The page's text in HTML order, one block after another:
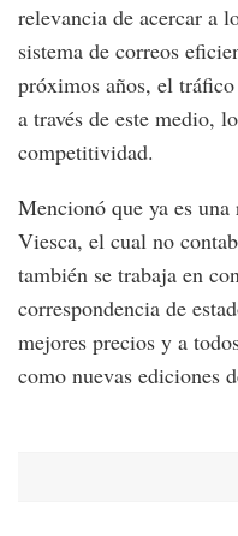
relevancia de acercar a
sistema de correos
próximos años, el
a través de este medio,
competitividad.
Mencionó que ya es
Viesca, el cual no
también se trabaja en
correspondencia de
mejores precios y a
como nuevas ediciones